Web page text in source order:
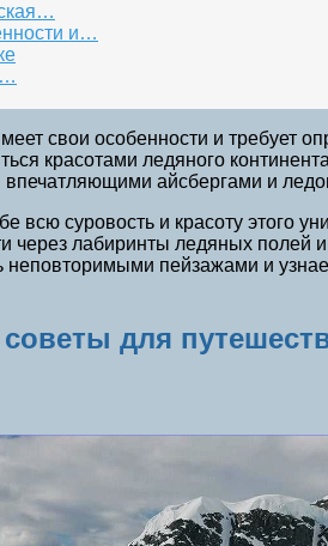
и…
свои особенности и требует
красотами ледяного
айсбергами и
всю суровость и красоту этого
через лабиринты ледяных
пейзажами и
для